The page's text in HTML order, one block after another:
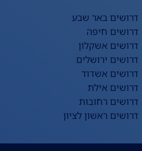
דרושים באר שבע
דרושים חיפה
דרושים אשקלון
דרושים ירושלים
דרושים אשדוד
דרושים אילת
דרושים רחובות
דרושים ראשון לציון